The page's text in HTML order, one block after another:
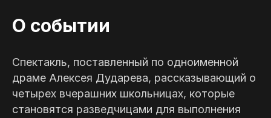
О событии
Спектакль, поставленный по одноименной
драме Алексея Дударева, рассказывающий о
четырех вчерашних школьницах, которые
становятся разведчицами для выполнения